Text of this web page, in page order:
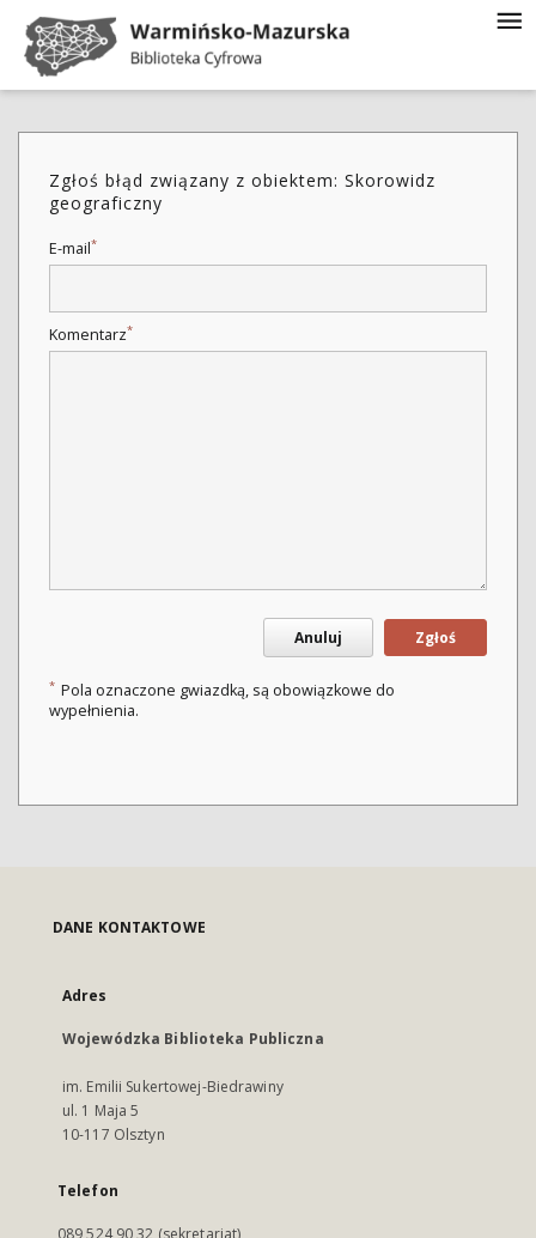
Zgłoś błąd związany z obiektem: Skorowidz
geograficzny
E-mail*
Komentarz*
Anuluj Zgłoś
* Pola oznaczone gwiazdką, są obowiązkowe do
wypełnienia.
DANE KONTAKTOWE
Adres
Wojewódzka Biblioteka Publiczna
im. Emilii Sukertowej-Biedrawiny
ul. 1 Maja 5
10-117 Olsztyn
Telefon
089 524 90 32 (sekretariat)